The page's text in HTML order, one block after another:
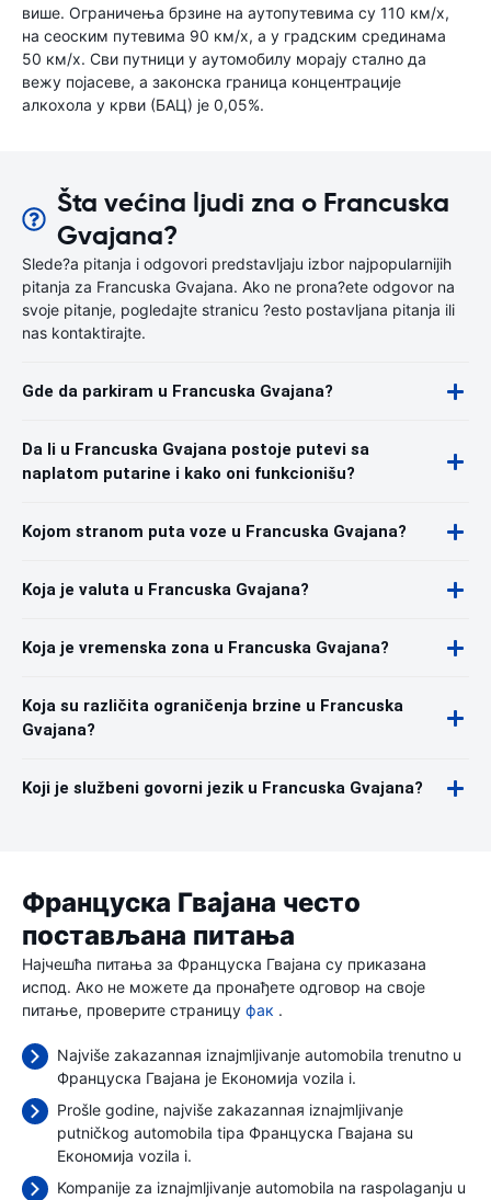
више. Ограничења брзине на аутопутевима су 110 км/х,
на сеоским путевима 90 км/х, а у градским срединама
50 км/х. Сви путници у аутомобилу морају стално да
вежу појасеве, а законска граница концентрације
алкохола у крви (БАЦ) је 0,05%.
Šta većina ljudi zna o Francuska
Gvajana?
Slede?a pitanja i odgovori predstavljaju izbor najpopularnijih
pitanja za Francuska Gvajana. Ako ne prona?ete odgovor na
svoje pitanje, pogledajte stranicu ?esto postavljana pitanja ili
nas kontaktirajte.
Gde da parkiram u Francuska Gvajana?
Da li u Francuska Gvajana postoje putevi sa
naplatom putarine i kako oni funkcionišu?
Kojom stranom puta voze u Francuska Gvajana?
Koja je valuta u Francuska Gvajana?
Koja je vremenska zona u Francuska Gvajana?
Koja su različita ograničenja brzine u Francuska
Gvajana?
Koji je službeni govorni jezik u Francuska Gvajana?
Француска Гвајана често
постављана питања
Најчешћа питања за Француска Гвајана су приказана
испод. Ако не можете да пронађете одговор на своје
питање, проверите страницу фак .
Najviše zakazannaя iznajmljivanje automobila trenutno u
Француска Гвајана je Економија vozila i.
Prošle godine, najviše zakazannaя iznajmljivanje
putničkog automobila tipa Француска Гвајана su
Економија vozila i.
Kompanije za iznajmljivanje automobila na raspolaganju u